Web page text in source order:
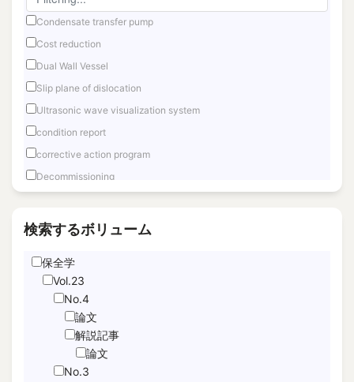
Condensate transfer pump
Cost reduction
Dual Wall Vessel
Slip plane of dislocation
Ultrasonic wave visualization system
condition report
corrective action program
Decommissioning
Fuel Debris Retrieval
Hand Motion TracNing
immediate unfettered access
performance indicator
Sabotage Detection
検索するボリューム
保全学
Vol.23
No.4
論文
解説記事
論文
No.3